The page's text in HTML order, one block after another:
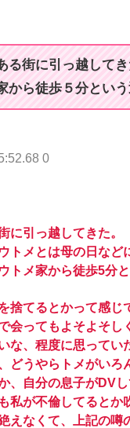
る街に引っ越して
から徒歩５分とい
0
に引っ越してきた。
トメとは母の日など
トメ家から徒歩5分
捨てるとかって感じ
会ってもよそよそし
な、程度に思ってい
どうやらトメがいろ
、自分の息子がDVし
私が不倫してるとか
えなくて、上記の噂